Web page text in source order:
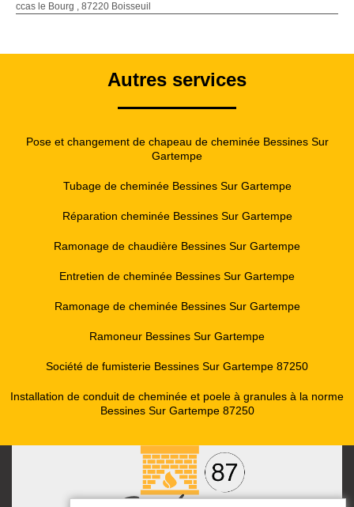
ccas le Bourg , 87220 Boisseuil
Autres services
Pose et changement de chapeau de cheminée Bessines Sur
Gartempe
Tubage de cheminée Bessines Sur Gartempe
Réparation cheminée Bessines Sur Gartempe
Ramonage de chaudière Bessines Sur Gartempe
Entretien de cheminée Bessines Sur Gartempe
Ramonage de cheminée Bessines Sur Gartempe
Ramoneur Bessines Sur Gartempe
Société de fumisterie Bessines Sur Gartempe 87250
Installation de conduit de cheminée et poele à granules à la norme
Bessines Sur Gartempe 87250